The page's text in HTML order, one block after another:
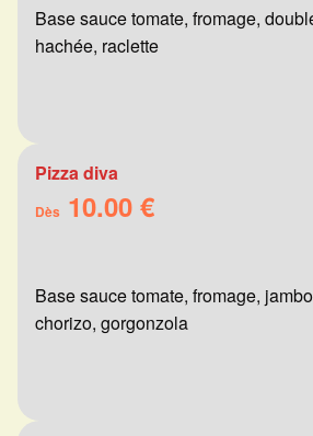
Base sauce tomate, fromage,
hachée, raclette
Pizza diva
Dès 10.00 €
Base sauce tomate, fromage,
chorizo, gorgonzola